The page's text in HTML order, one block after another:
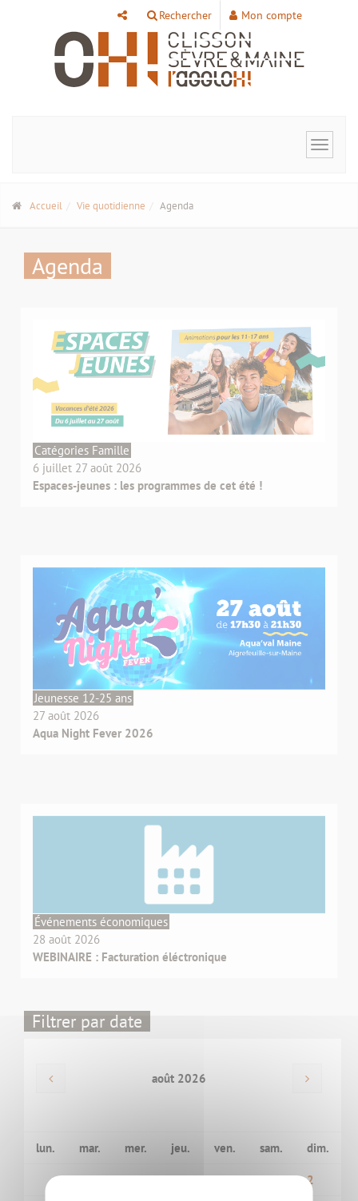
Rechercher Mon compte
Toggle
Accueil Vie quotidienne Agenda
Agenda
Catégories Famille
6 juillet 27 août 2026
Espaces-jeunes : les programmes de cet été !
Jeunesse 12-25 ans
27 août 2026
Aqua Night Fever 2026
Événements économiques
28 août 2026
WEBINAIRE : Facturation éléctronique
Filtrer par date
août 2026
lun. mar. mer. jeu. ven. sam. dim.
1 2
Panneau de gestion des cookies